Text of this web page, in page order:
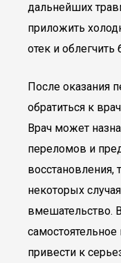
дальнейших
приложить
отек и облегчить
После оказания
обратиться к
Врач может
переломов и
восстановления,
некоторых
вмешательство.
привести к